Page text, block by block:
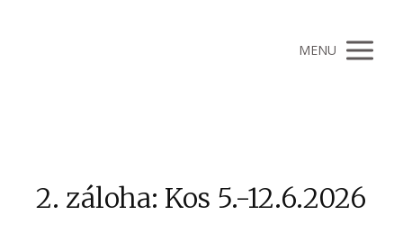
MENU
2. záloha: Kos 5.-12.6.2026